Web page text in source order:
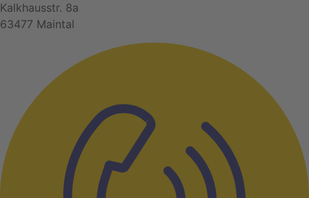
Kalkhausstr. 8a
63477 Maintal